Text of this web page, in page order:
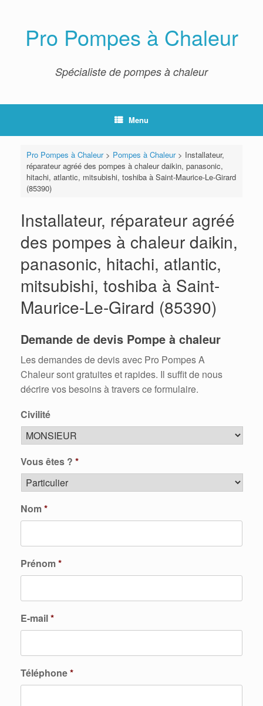
Pro Pompes à Chaleur
Spécialiste de pompes à chaleur
Menu
Pro Pompes à Chaleur> Pompes à Chaleur> Installateur,
réparateur agréé des pompes à chaleur daikin, panasonic,
hitachi, atlantic, mitsubishi, toshiba à Saint-Maurice-Le-Girard
(85390)
Installateur, réparateur agréé
des pompes à chaleur daikin,
panasonic, hitachi, atlantic,
mitsubishi, toshiba à Saint-
Maurice-Le-Girard (85390)
Demande de devis Pompe à chaleur
Les demandes de devis avec Pro Pompes A
Chaleur sont gratuites et rapides. Il suffit de nous
décrire vos besoins à travers ce formulaire.
Civilité
Vous êtes ? *
Nom*
Prénom*
E-mail*
Téléphone*